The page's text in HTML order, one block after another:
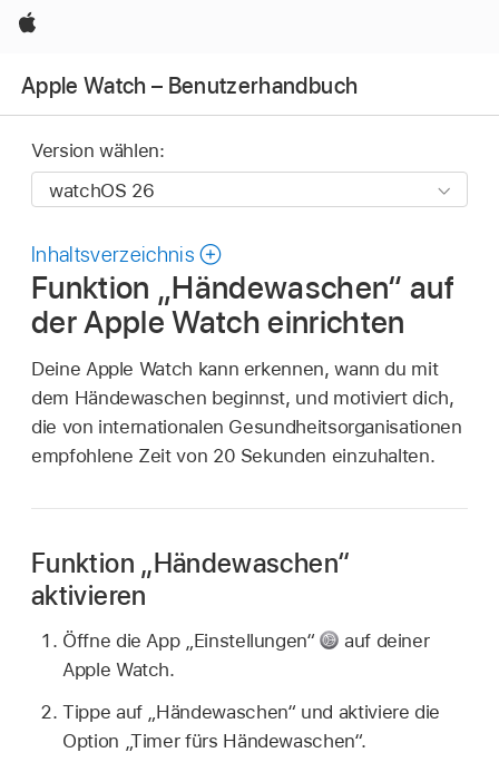
Apple
Apple Watch – Benutzerhandbuch
Version wählen:
Inhaltsverzeichnis
Funktion „Händewaschen“ auf
der Apple Watch einrichten
Deine Apple Watch kann erkennen, wann du mit
dem Händewaschen beginnst, und motiviert dich,
die von internationalen Gesundheitsorganisationen
empfohlene Zeit von 20 Sekunden einzuhalten.
Funktion „Händewaschen“
aktivieren
Öffne die App „Einstellungen“
auf deiner
Apple Watch.
Tippe auf „Händewaschen“ und aktiviere die
Option „Timer fürs Händewaschen“.